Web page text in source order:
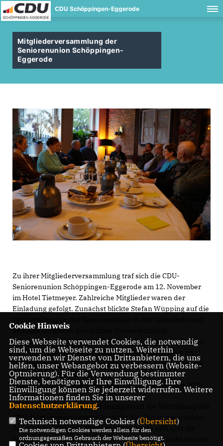
CDU Schöppingen-Eggerode
Mitgliederversammlung der
Seniorenunion Schöppingen-
Eggerode
Zu ihrer Mitgliederversammlung traf sich die CDU-
Seniorenunion Schöppingen-Eggerode am 12. November
im Hotel Tietmeyer. Zahlreiche Mitglieder waren der
Einladung gefolgt. Zunächst blickte Stefan Wüpping auf die
im Kreis Borken in den letzten Monaten zurück.
Anschließend berichtete der Fraktionsvorsitzende Holger
Benölken aus dem aktuellen politischen Geschehen im
Gemeinderat. Angeregt ausgetauscht wurde sich über die
Themen rund um die Situation einer Postfiliale in
Schöppingen und die Kommunalwahl im September 2025.
Im Mittelpunkt der Tagesordnung stand die Vorstellung des
CDU-Bürgermeisterkandidaten für die Kommunalwahl im
September 2025. Ralf Marpert präsentierte sich und die
Beweggründe für seine Kandidatur. Er umriss nicht nur die
Cookie Hinweis
Diese Webseite verwendet Cookies, die notwendig
sind, um die Webseite zu nutzen. Weiterhin
verwenden wir Dienste von Drittanbietern, die uns
helfen, unser Webangebot zu verbessern (Website-
Optmierung). Für die Verwendung bestimmter
Dienste, benötigen wir Ihre Einwilligung. Ihre
Einwilligung können Sie jederzeit widerrufen. Weitere
Informationen finden Sie in unserer
Datenschutzerklärung.
Technisch notwendige Cookies (Übersicht)
Die notwendigen Cookies werden allein für den
ordnungsgemäßen Gebrauch der Webseite benötigt.